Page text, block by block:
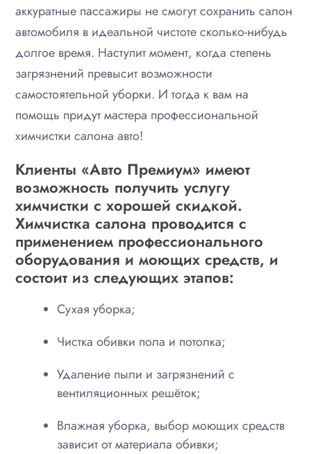
аккуратные пассажиры не смогут сохранить салон
автомобиля в идеальной чистоте сколько-нибудь
долгое время. Наступит момент, когда степень
загрязнений превысит возможности
самостоятельной уборки. И тогда к вам на
помощь придут мастера профессиональной
химчистки салона авто!
Клиенты «Авто Премиум» имеют
возможность получить услугу
химчистки с хорошей скидкой.
Химчистка салона проводится с
применением профессионального
оборудования и моющих средств, и
состоит из следующих этапов:
Сухая уборка;
Чистка обивки пола и потолка;
Удаление пыли и загрязнений с
вентиляционных решёток;
Влажная уборка, выбор моющих средств
зависит от материала обивки;